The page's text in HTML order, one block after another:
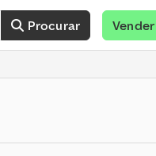
Procurar Vender